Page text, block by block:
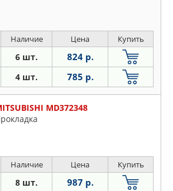
Наличие Цена Купить
6 шт. 824 р.
4 шт. 785 р.
MD372348
Наличие Цена Купить
8 шт. 987 р.